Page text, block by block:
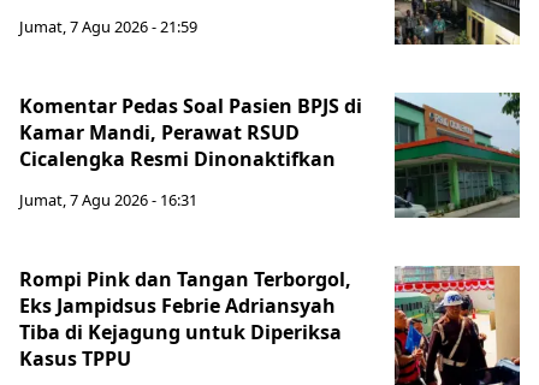
Jumat, 7 Agu 2026 - 21:59
Komentar Pedas Soal Pasien BPJS di
Kamar Mandi, Perawat RSUD
Cicalengka Resmi Dinonaktifkan
Jumat, 7 Agu 2026 - 16:31
Rompi Pink dan Tangan Terborgol,
Eks Jampidsus Febrie Adriansyah
Tiba di Kejagung untuk Diperiksa
Kasus TPPU